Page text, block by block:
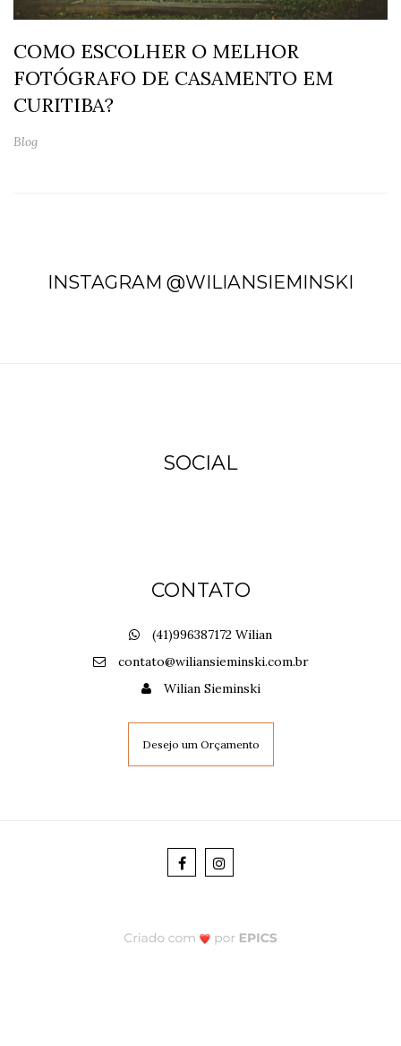
COMO ESCOLHER O MELHOR
FOTÓGRAFO DE CASAMENTO EM
CURITIBA?
Blog
INSTAGRAM @WILIANSIEMINSKI
SOCIAL
CONTATO
(41)996387172 Wilian
contato@wiliansieminski.com.br
Wilian Sieminski
Desejo um Orçamento